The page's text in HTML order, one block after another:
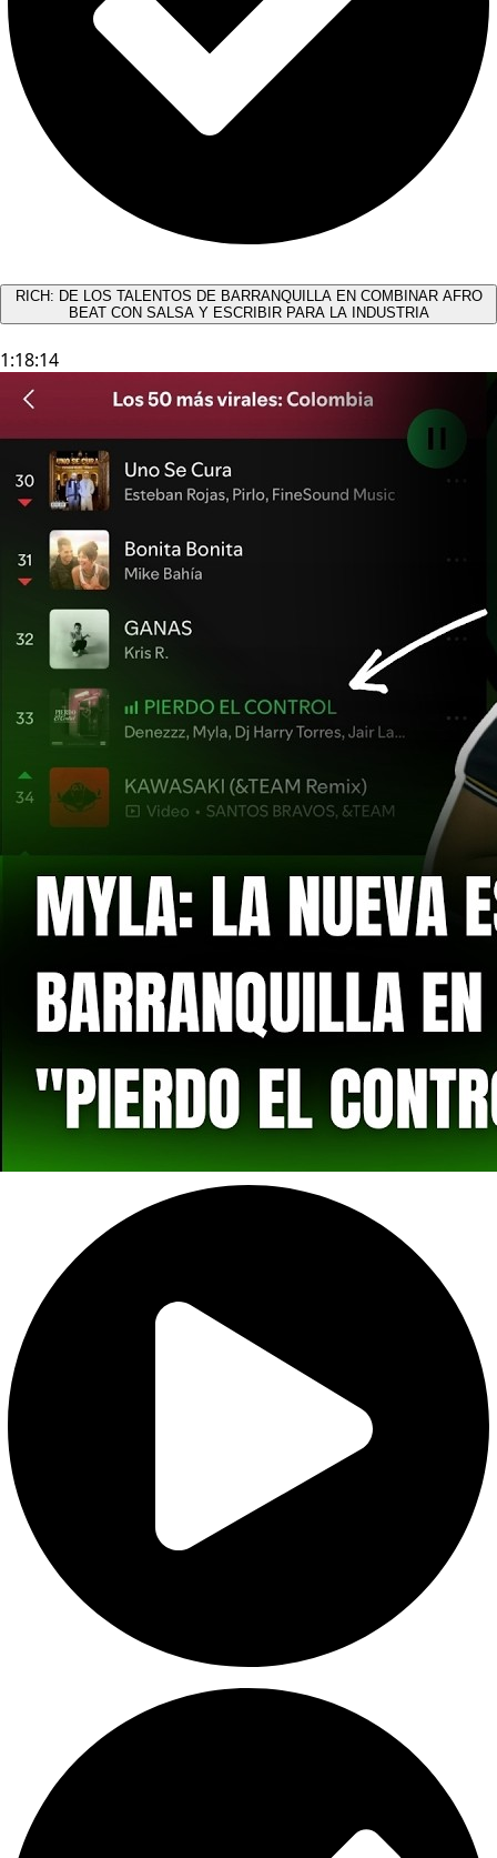
RICH: DE LOS TALENTOS DE BARRANQUILLA EN COMBINAR AFRO
BEAT CON SALSA Y ESCRIBIR PARA LA INDUSTRIA
1:18:14